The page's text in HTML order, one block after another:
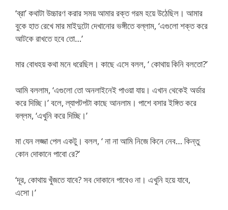
‘ব্রা’ কথাটা উচ্চারণ করার সময় আমার রক্ত গরম হয়ে উঠেছিল। আমার
বুকে হাত রেখে মার মাইদুটো দেখানোর ভঙ্গীতে বল্লাম, ‘এগুলো শক্ত করে
আটকে রাখতে হবে তো…’
মার বোধহয় কথা মনে ধরেছিল। কাছে এসে বলল, ‘ কোথায় কিনি বলতো?’
আমি বললাম, ‘এগুলো তো অনলাইনেই পাওয়া যায়। এখান থেকেই অর্ডার
করে দিচ্ছি।’ বলে, ল্যাপটপটা কাছে আনলাম। পাশে বসার ইঙ্গিত করে
বল্লম, ‘এখুনি করে দিচ্ছি।’
মা যেন লজ্জা পেল একটু। বলল, ‘ না না আমি নিজে কিনে নেব… কিন্তু
কোন দোকানে পাবো রে?’
‘দূর, কোথায় খুঁজতে যাবে? সব দোকানে পাবেও না। এখুনি হয়ে যাবে,
এসো।’